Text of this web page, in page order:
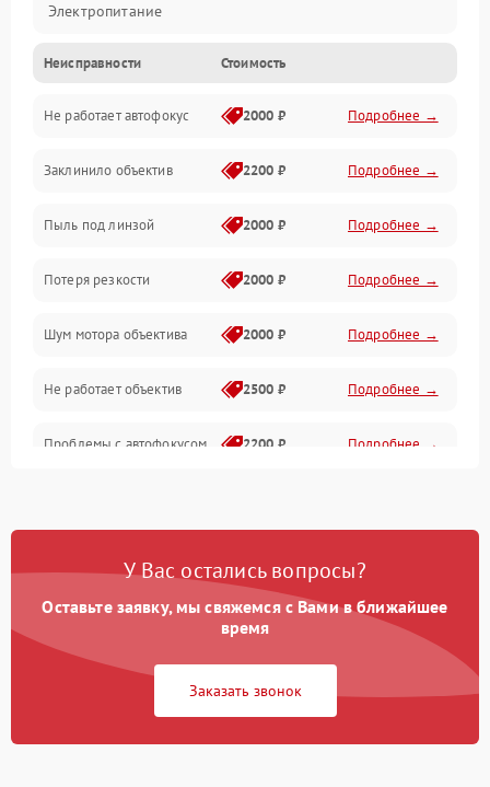
Электропитание
Видео
Хранение данных
Программное обеспечение
Механические повреждения
Аудио
Неисправности Стоимость
Не работает автофокус 2000 ₽ Подробнее →
Заклинило объектив 2200 ₽ Подробнее →
Пыль под линзой 2000 ₽ Подробнее →
Потеря резкости 2000 ₽ Подробнее →
Шум мотора объектива 2000 ₽ Подробнее →
Не работает объектив 2500 ₽ Подробнее →
Проблемы с автофокусом 2200 ₽ Подробнее →
Плохое качество
2500 ₽ Подробнее →
Не работает зум Подробнее →
Не работает стабилизация
У Вас остались вопросы?
Оставьте заявку, мы свяжемся с Вами в ближайшее
время
Заказать звонок